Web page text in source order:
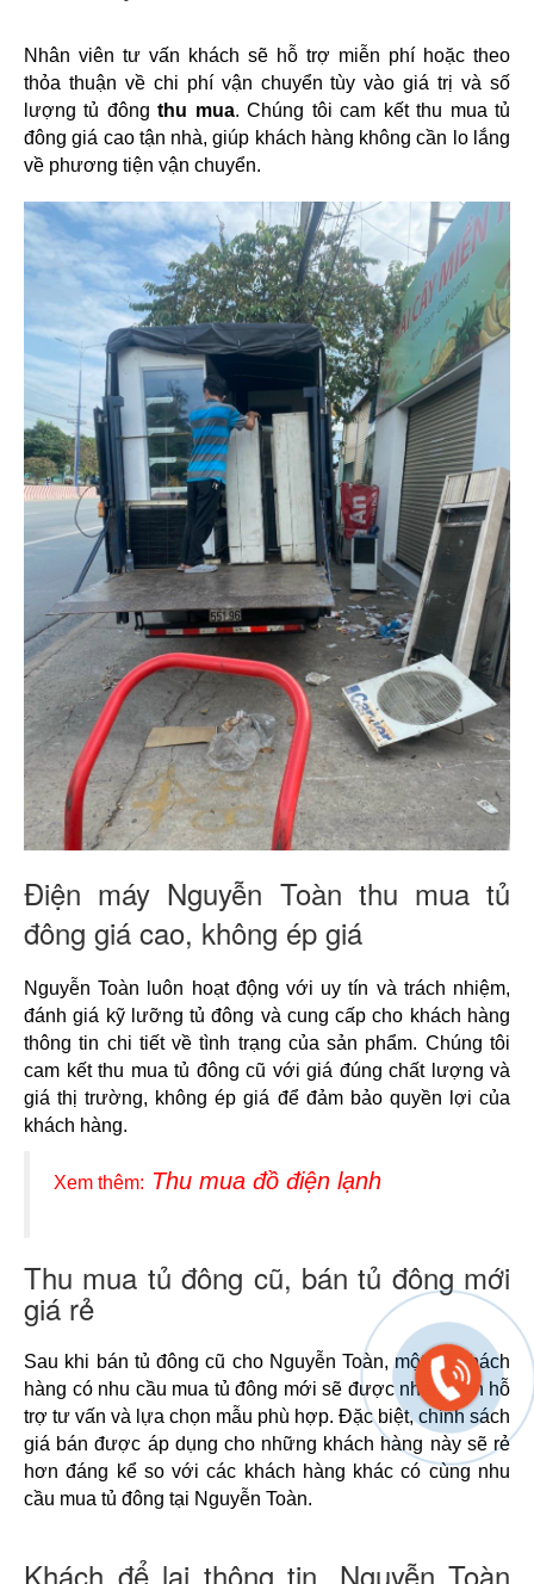
Nhân viên tư vấn khách sẽ hỗ trợ miễn phí hoặc theo
thỏa thuận về chi phí vận chuyển tùy vào giá trị và số
lượng tủ đông thu mua. Chúng tôi cam kết thu mua tủ
đông giá cao tận nhà, giúp khách hàng không cần lo lắng
về phương tiện vận chuyển.
Điện máy Nguyễn Toàn thu mua tủ
đông giá cao, không ép giá
Nguyễn Toàn luôn hoạt động với uy tín và trách nhiệm,
đánh giá kỹ lưỡng tủ đông và cung cấp cho khách hàng
thông tin chi tiết về tình trạng của sản phẩm. Chúng tôi
cam kết thu mua tủ đông cũ với giá đúng chất lượng và
giá thị trường, không ép giá để đảm bảo quyền lợi của
khách hàng.
Xem thêm: Thu mua đồ điện lạnh
Thu mua tủ đông cũ, bán tủ đông mới
giá rẻ
Sau khi bán tủ đông cũ cho Nguyễn Toàn, một số khách
hàng có nhu cầu mua tủ đông mới sẽ được nhân viên hỗ
trợ tư vấn và lựa chọn mẫu phù hợp. Đặc biệt, chính sách
giá bán được áp dụng cho những khách hàng này sẽ rẻ
hơn đáng kể so với các khách hàng khác có cùng nhu
cầu mua tủ đông tại Nguyễn Toàn.
Khách để lại thông tin, Nguyễn Toàn